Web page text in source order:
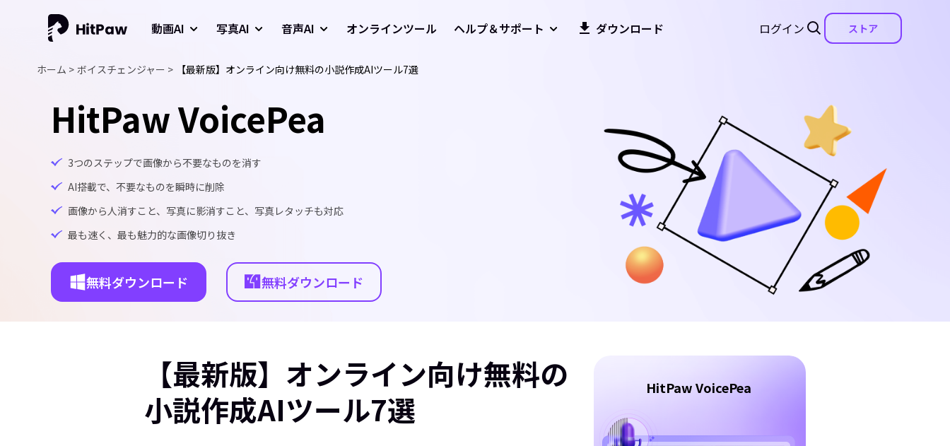
ログイン ストア
動画AI 写真AI 音声AI オンラインツール ヘルプ＆サポート ダウンロード
ホーム > ボイスチェンジャー > 【最新版】オンライン向け無料の小説作成AIツール7選
HitPaw VoicePea
3つのステップで画像から不要なものを消す
AI搭載で、不要なものを瞬時に削除
画像から人消すこと、写真に影消すこと、写真レタッチも対応
最も速く、最も魅力的な画像切り抜き
無料ダウンロード 無料ダウンロード
【最新版】オンライン向け無料の
小説作成AIツール7選
HitPaw VoicePea